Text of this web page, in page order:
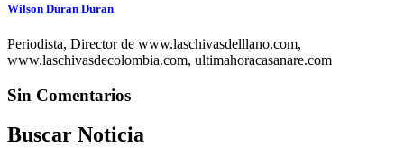
Wilson Duran Duran
Periodista, Director de www.laschivasdelllano.com,
www.laschivasdecolombia.com, ultimahoracasanare.com
Sin Comentarios
Buscar Noticia